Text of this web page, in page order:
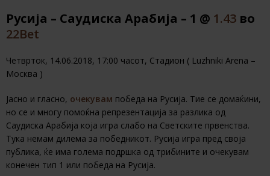
Русија – Саудиска Арабија – 1 @ 1.43 во
22Bet
Четврток, 14.06.2018, 17:00 часот, Стадион ( Luzhniki Arena –
Москва )
Јасно и гласно, очекувам победа на Русија. Тие се домаќини,
но се и многу помоќна репрезентација за разлика од
Саудиска Арабија која игра слабо на Светските првенства.
Тука немам дилема за победникот. Русија игра пред своја
публика, ќе има голема подршка од трибините и очекувам
конечен тип 1 или победа на Русија.